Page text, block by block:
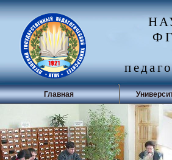
Главная